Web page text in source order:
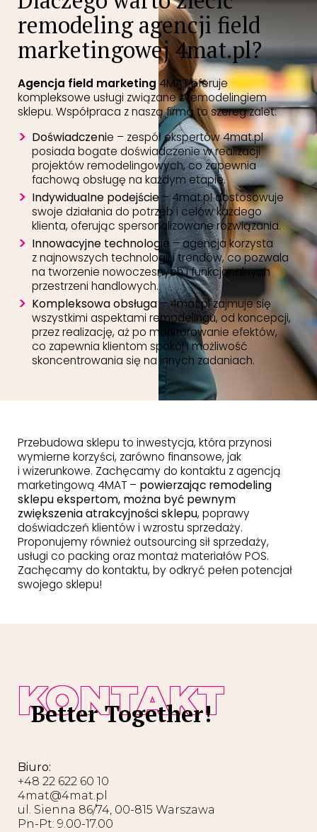
remodeling agencji field
marketingowej 4mat.pl?
Agencja field marketing 4MAT oferuje
kompleksowe usługi związane z remodelingiem
sklepu. Współpraca z naszą firmą to szereg zalet:
Doświadczenie – zespół ekspertów 4mat.pl
posiada bogate doświadczenie w realizacji
projektów remodelingowych, co zapewnia
fachową obsługę na każdym etapie.
Indywidualne podejście – 4mat.pl dostosowuje
swoje działania do potrzeb i celów każdego
klienta, oferując spersonalizowane rozwiązania.
Innowacyjne technologie – agencja korzysta
z najnowszych technologii i trendów, co pozwala
na tworzenie nowoczesnych i funkcjonalnych
przestrzeni handlowych.
Kompleksowa obsługa– 4mat.pl zajmuje się
wszystkimi aspektami remodelingu, od koncepcji,
przez realizację, aż po monitorowanie efektów,
co zapewnia klientom spokój i możliwość
skoncentrowania się na innych zadaniach.
Przebudowa sklepu to inwestycja, która przynosi
wymierne korzyści, zarówno finansowe, jak
i wizerunkowe. Zachęcamy do kontaktu z agencją
marketingową 4MAT – powierzając remodeling
sklepu ekspertom, można być pewnym
zwiększenia atrakcyjności sklepu, poprawy
doświadczeń klientów i wzrostu sprzedaży.
Proponujemy również outsourcing sił sprzedaży,
usługi co packing oraz montaż materiałów POS.
Zachęcamy do kontaktu, by odkryć pełen potencjał
swojego sklepu!
KONTAKT
Better Together!
Biuro:
+48 22 622 60 10
4mat@4mat.pl
ul. Sienna 86/74, 00-815 Warszawa
Pn-Pt: 9.00-17.00